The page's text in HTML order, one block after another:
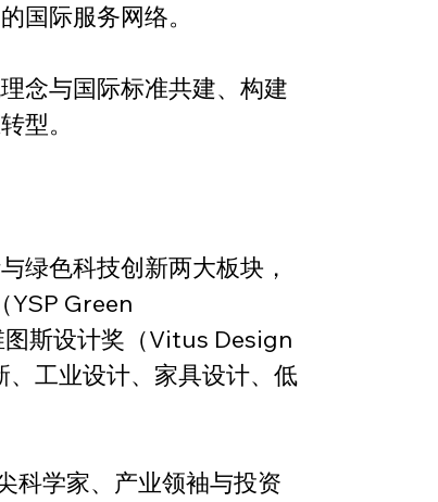
国际服务网络。
念与国际标准共建、构建
型。
绿色科技创新两大板块，
YSP Green
图斯设计奖（Vitus Design
工业设计、家具设计、低
科学家、产业领袖与投资